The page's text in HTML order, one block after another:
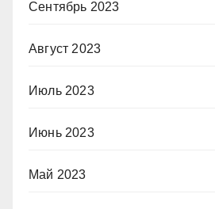
Сентябрь 2023
Август 2023
Июль 2023
Июнь 2023
Май 2023